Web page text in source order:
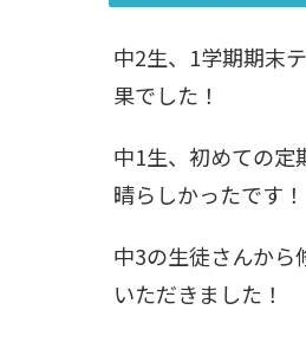
中2生、1学期期末
果でした！
中1生、初めての定
晴らしかったです！
中3の生徒さんから
いただきました！